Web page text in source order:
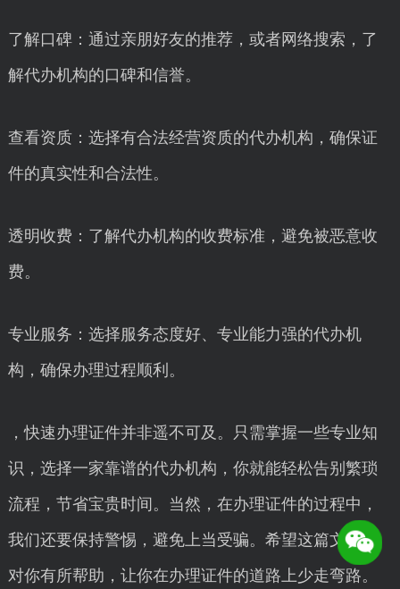
了解口碑：通过亲朋好友的推荐，或者网络搜索，了
解代办机构的口碑和信誉。
查看资质：选择有合法经营资质的代办机构，确保证
件的真实性和合法性。
透明收费：了解代办机构的收费标准，避免被恶意收
费。
专业服务：选择服务态度好、专业能力强的代办机
构，确保办理过程顺利。
，快速办理证件并非遥不可及。只需掌握一些专业知
识，选择一家靠谱的代办机构，你就能轻松告别繁琐
流程，节省宝贵时间。当然，在办理证件的过程中，
我们还要保持警惕，避免上当受骗。希望这篇文章能
对你有所帮助，让你在办理证件的道路上少走弯路。